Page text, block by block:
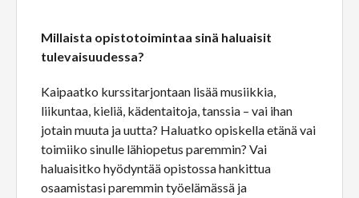
Millaista opistotoimintaa sinä haluaisit
tulevaisuudessa?
Kaipaatko kurssitarjontaan lisää musiikkia,
liikuntaa, kieliä, kädentaitoja, tanssia – vai ihan
jotain muuta ja uutta? Haluatko opiskella etänä vai
toimiiko sinulle lähiopetus paremmin? Vai
haluaisitko hyödyntää opistossa hankittua
osaamistasi paremmin työelämässä ja